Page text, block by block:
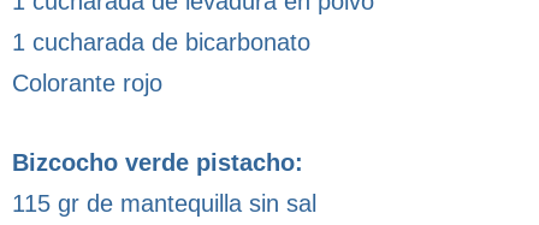
1 cucharada de bicarbonato
Colorante rojo
Bizcocho verde pistacho:
115 gr de mantequilla sin sal